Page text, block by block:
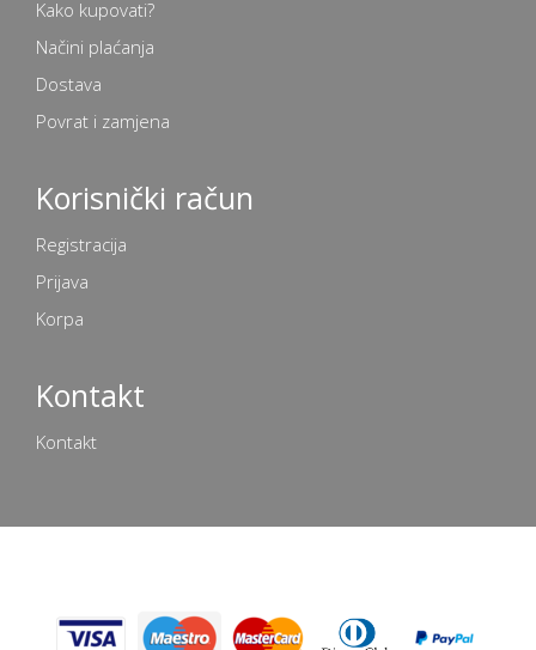
Kako kupovati?
Načini plaćanja
Dostava
Povrat i zamjena
Korisnički račun
Registracija
Prijava
Korpa
Kontakt
Kontakt